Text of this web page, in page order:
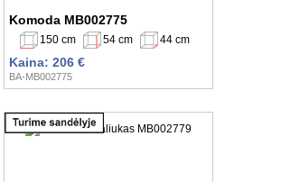
Komoda MB002775
150 cm 54 cm 44 cm
Kaina: 206 €
BA-MB002775